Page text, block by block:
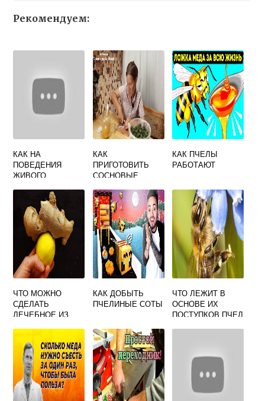
Рекомендуем:
КАК НА
ПОВЕДЕНИЯ
ЖИВОГО
ВЛИЯЮТ
ИНСТИНКТЫ
ПЧЕЛЫ
КАК
ПРИГОТОВИТЬ
СОСНОВЫЕ
МЕДОМ
КАК ПЧЕЛЫ
РАБОТАЮТ
ЧТО МОЖНО
СДЕЛАТЬ
ЛЕЧЕБНОЕ ИЗ
КАК ДОБЫТЬ
ПЧЕЛИНЫЕ СОТЫ
ЧТО ЛЕЖИТ В
ОСНОВЕ ИХ
ПОСТУПКОВ ПЧЕЛ